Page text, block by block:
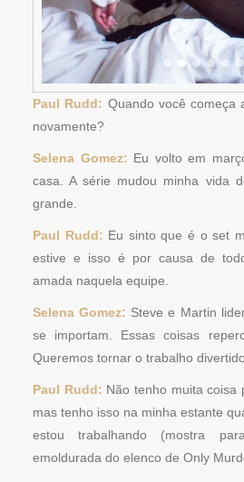
Paul Rudd: Quando você começa
novamente?
Selena Gomez: Eu volto em
casa. A série mudou minha vida
grande.
Paul Rudd: Eu sinto que é o set
estive e isso é por causa de
amada naquela equipe.
Selena Gomez: Steve e Martin
se importam. Essas coisas
Queremos tornar o trabalho
Paul Rudd: Não tenho muita coisa
mas tenho isso na minha estante
estou trabalhando (mostra
emoldurada do elenco de Only